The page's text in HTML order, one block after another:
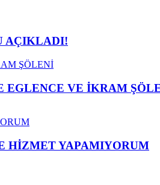
AÇIKLADI!
EGLENCE VE İKRAM
HİZMET YAPAMIYORUM